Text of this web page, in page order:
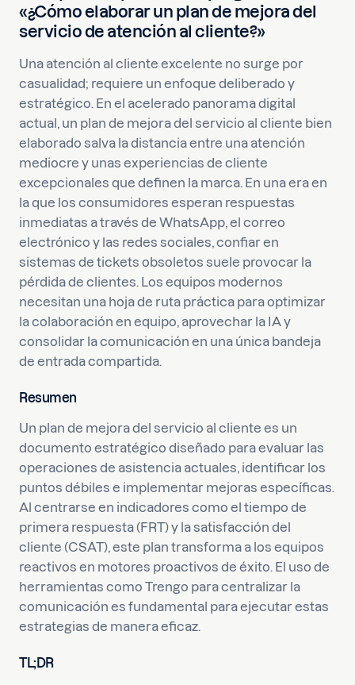
«¿Cómo elaborar un plan de mejora del
servicio de atención al cliente?»
Una atención al cliente excelente no surge por
casualidad; requiere un enfoque deliberado y
estratégico. En el acelerado panorama digital
actual, un plan de mejora del servicio al cliente bien
elaborado salva la distancia entre una atención
mediocre y unas experiencias de cliente
excepcionales que definen la marca. En una era en
la que los consumidores esperan respuestas
inmediatas a través de WhatsApp, el correo
electrónico y las redes sociales, confiar en
sistemas de tickets obsoletos suele provocar la
pérdida de clientes. Los equipos modernos
necesitan una hoja de ruta práctica para optimizar
la colaboración en equipo, aprovechar la IA y
consolidar la comunicación en una única bandeja
de entrada compartida.
Resumen
Un plan de mejora del servicio al cliente es un
documento estratégico diseñado para evaluar las
operaciones de asistencia actuales, identificar los
puntos débiles e implementar mejoras específicas.
Al centrarse en indicadores como el tiempo de
primera respuesta (FRT) y la satisfacción del
cliente (CSAT), este plan transforma a los equipos
reactivos en motores proactivos de éxito. El uso de
herramientas como Trengo para centralizar la
comunicación es fundamental para ejecutar estas
estrategias de manera eficaz.
TL;DR